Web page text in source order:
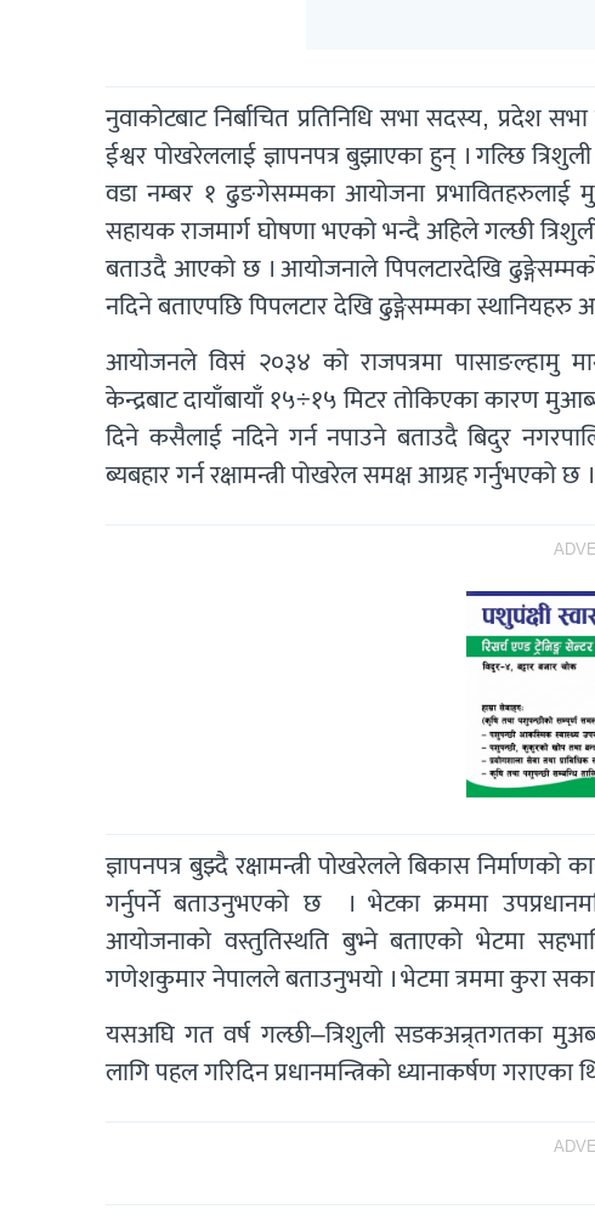
नुवाकोटबाट निर्बाचित प्रतिनिधि सभा सदस्य, प्रदेश
ईश्वर पोखरेललाई ज्ञापनपत्र बुझाएका हुन् । गल्छि
वडा नम्बर १ ढुङगेसम्मका आयोजना
सहायक राजमार्ग घोषणा भएको भन्दै अहिले गल्छी
बताउदै आएको छ । आयोजनाले पिपलटारदेखि
नदिने बताएपछि पिपलटार देखि ढुङ्गेसम्मका स्थानियहरु
आयोजनले विसं २०३४ को राजपत्रमा पासाङल्हामु
केन्द्रबाट दायाँबायाँ १५÷१५ मिटर तोकिएका कारण
दिने कसैलाई नदिने गर्न नपाउने बताउदै बिदुर
ब्यबहार गर्न रक्षामन्त्री पोखरेल समक्ष आग्रह गर्नुभएको छ ।
ज्ञापनपत्र बुझ्दै रक्षामन्त्री पोखरेलले बिकास
गर्नुपर्ने बताउनुभएको छ । भेटका क्रममा
आयोजनाको वस्तुतिस्थति बुभ्ने बताएको भेटमा
गणेशकुमार नेपालले बताउनुभयो । भेटमा त्रममा कुरा
यसअघि गत वर्ष गल्छी–त्रिशुली सडकअन्र्तगतका
लागि पहल गरिदिन प्रधानमन्त्रिको ध्यानाकर्षण गराएका